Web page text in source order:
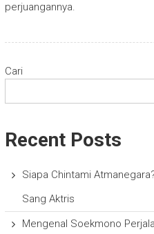
perjuangannya.
Cari
Recent Posts
Siapa Chintami
Sang Aktris
Mengenal Soekmono